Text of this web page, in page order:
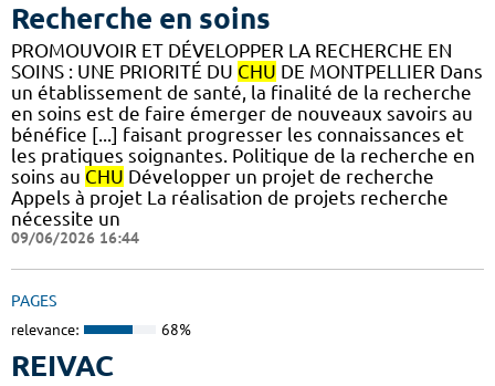
Recherche en soins
PROMOUVOIR ET DÉVELOPPER LA RECHERCHE EN
SOINS : UNE PRIORITÉ DU CHU DE MONTPELLIER Dans
un établissement de santé, la finalité de la recherche
en soins est de faire émerger de nouveaux savoirs au
bénéfice [...] faisant progresser les connaissances et
les pratiques soignantes. Politique de la recherche en
soins au CHU Développer un projet de recherche
Appels à projet La réalisation de projets recherche
nécessite un
09/06/2026 16:44
PAGES
relevance: 68%
REIVAC